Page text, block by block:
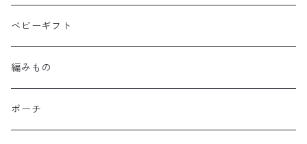
ベビーギフト
編みもの
ポーチ